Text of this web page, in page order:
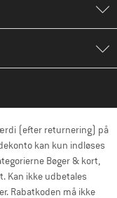
(efter returnering) på
kan kun indløses
Bøger & kort,
Kan ikke udbetales
Rabatkoden må ikke